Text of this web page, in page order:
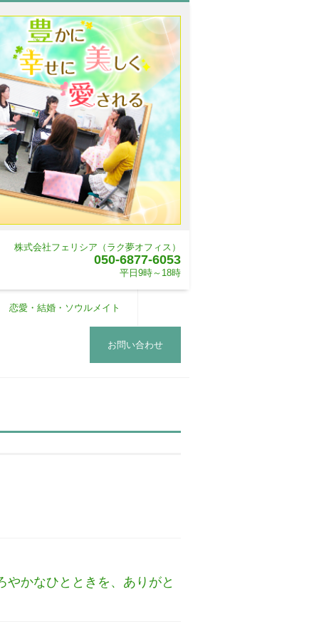
株式会社フェリシア（ラク夢オフィス）
050-6877-6053
平日9時～18時
恋愛・結婚・ソウルメイト
お問い合わせ
やかなひとときを、ありがと